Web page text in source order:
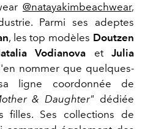
@natayakimbeachwear,
Parmi ses adeptes
, les top modèles Doutzen
Vodianova etJulia
nommer que quelques-
ligne coordonnée de
& Daughter" dédiée
filles. Ses collections de